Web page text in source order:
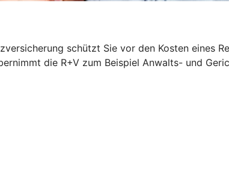
schützt Sie vor den Kosten eines
die R+V zum Beispiel Anwalts- und